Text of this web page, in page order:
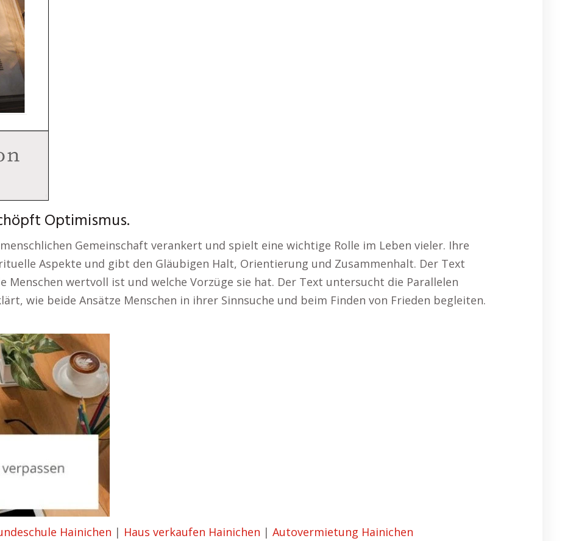
Optimismus.
Gemeinschaft verankert und spielt eine wichtige Rolle im Leben vieler. Ihre
Aspekte und gibt den Gläubigen Halt, Orientierung und Zusammenhalt. Der Text
Menschen wertvoll ist und welche Vorzüge sie hat. Der Text untersucht die Parallelen
wie beide Ansätze Menschen in ihrer Sinnsuche und beim Finden von Frieden begleiten.
Hainichen | Haus verkaufen Hainichen | Autovermietung Hainichen